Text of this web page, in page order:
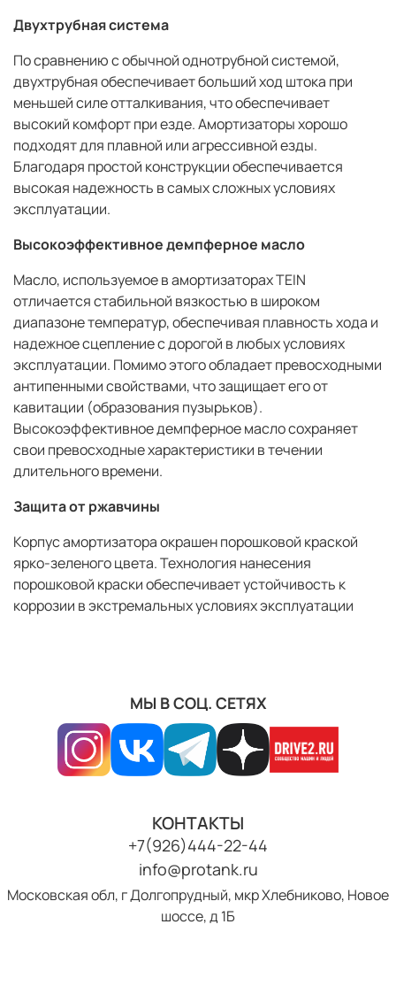
Двухтрубная система
По сравнению с обычной однотрубной системой,
двухтрубная обеспечивает больший ход штока при
меньшей силе отталкивания, что обеспечивает
высокий комфорт при езде. Амортизаторы хорошо
подходят для плавной или агрессивной езды.
Благодаря простой конструкции обеспечивается
высокая надежность в самых сложных условиях
эксплуатации.
Высокоэффективное демпферное масло
Масло, используемое в амортизаторах TEIN
отличается стабильной вязкостью в широком
диапазоне температур, обеспечивая плавность хода и
надежное сцепление с дорогой в любых условиях
эксплуатации. Помимо этого обладает превосходными
антипенными свойствами, что защищает его от
кавитации (образования пузырьков).
Высокоэффективное демпферное масло сохраняет
свои превосходные характеристики в течении
длительного времени.
Защита от ржавчины
Корпус амортизатора окрашен порошковой краской
ярко-зеленого цвета. Технология нанесения
порошковой краски обеспечивает устойчивость к
коррозии в экстремальных условиях эксплуатации
МЫ В СОЦ. СЕТЯХ
КОНТАКТЫ
+7(926)444-22-44
info@protank.ru
Московская обл, г Долгопрудный, мкр Хлебниково, Новое
шоссе, д 1Б